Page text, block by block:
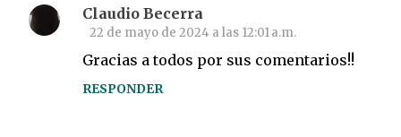
Claudio Becerra
22 de mayo de 2024 a las 12:01 a.m.
Gracias a todos por sus comentarios!!
RESPONDER